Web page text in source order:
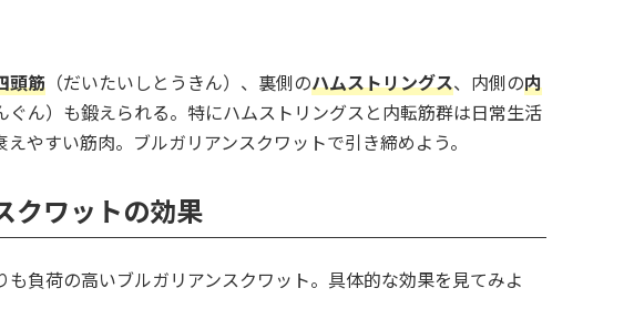
頭筋 （だいたいしとうきん）、裏側のハムストリングス、内側の内
ぐん）も鍛えられる。特にハムストリングスと内転筋群は日常生活
やすい筋肉。ブルガリアンスクワットで引き締めよう。
クワットの効果
も負荷の高いブルガリアンスクワット。具体的な効果を見てみよ